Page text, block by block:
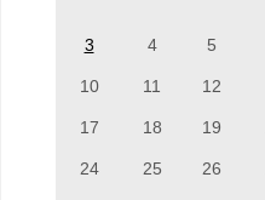
3 4 5
10 11 12
17 18 19
24 25 26